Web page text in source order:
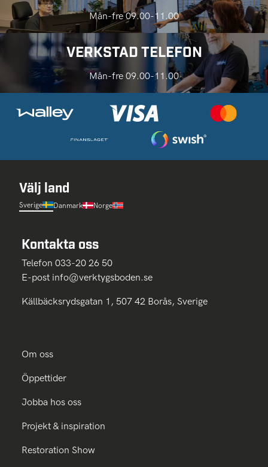
Mån-fre 09.00-11.00
VERKSTAD TELEFON
Mån-fre 09.00-11.00
Välj land
Sverige Danmark Norge
Kontakta oss
Telefon 033-20 26 50
E-post info@verktygsboden.se
Källbäcksrydsgatan 1, 507 42 Borås, Sverige
Om oss
Öppettider
Jobba hos oss
Projekt & inspiration
Restoration Show